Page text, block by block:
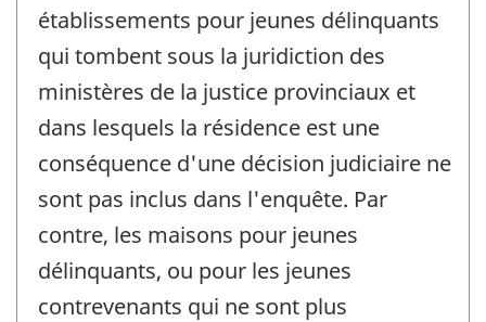
établissements pour jeunes délinquants
qui tombent sous la juridiction des
ministères de la justice provinciaux et
dans lesquels la résidence est une
conséquence d'une décision judiciaire ne
sont pas inclus dans l'enquête. Par
contre, les maisons pour jeunes
délinquants, ou pour les jeunes
contrevenants qui ne sont plus